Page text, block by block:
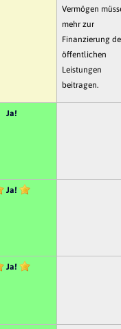
Vermögen
mehr zur
Finanzierung
öffentlichen
Leistungen
beitragen.
Ja!
Ja!
Ja!